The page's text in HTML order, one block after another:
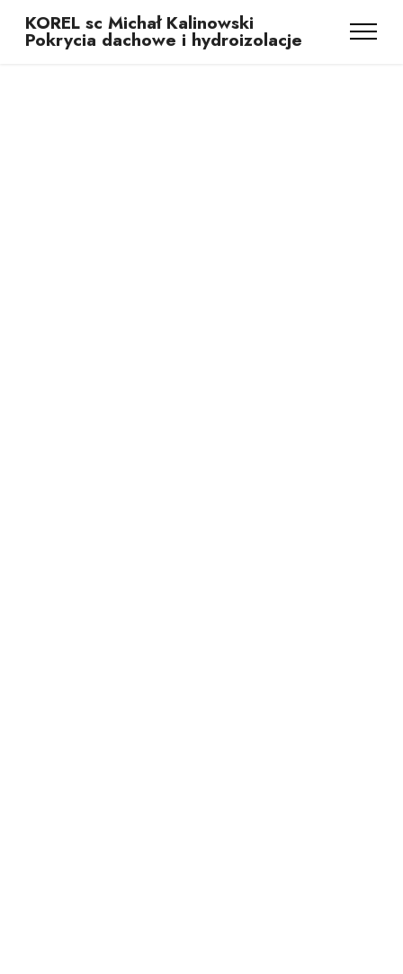
KOREL sc Michał Kalinowski
Pokrycia dachowe i hydroizolacje